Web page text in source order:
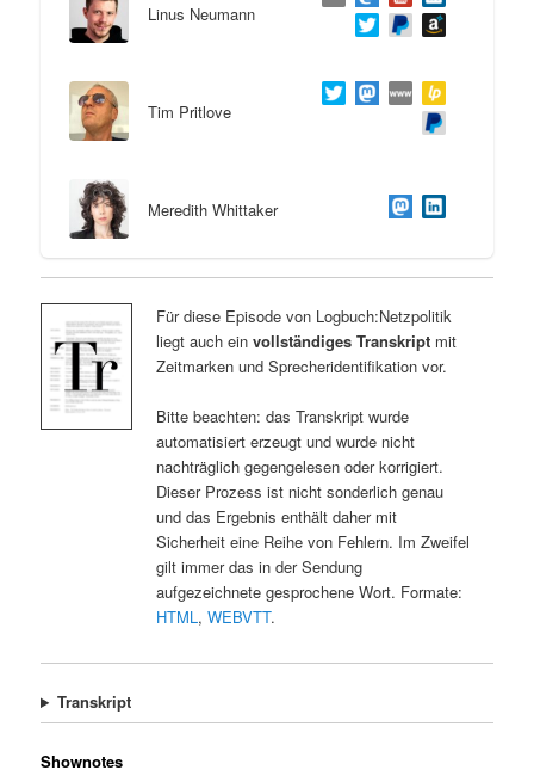
Linus Neumann
Tim Pritlove
Meredith Whittaker
Für diese Episode von Logbuch:Netzpolitik
liegt auch ein vollständiges Transkriptmit
Zeitmarken und Sprecheridentifikation vor.
Bitte beachten: das Transkript wurde
automatisiert erzeugt und wurde nicht
nachträglich gegengelesen oder korrigiert.
Dieser Prozess ist nicht sonderlich genau
und das Ergebnis enthält daher mit
Sicherheit eine Reihe von Fehlern. Im Zweifel
gilt immer das in der Sendung
aufgezeichnete gesprochene Wort. Formate:
HTML, WEBVTT.
Transkript
Shownotes